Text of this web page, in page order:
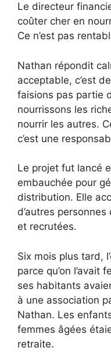
Le directeur
coûter cher en
Ce n’est pas
Nathan répondit
acceptable, c’est
faisions pas partie
nourrissons les
nourrir les autres.
c’est une
Le projet fut lancé
embauchée pour
distribution. Elle
d’autres
et recrutées.
Six mois plus tard,
parce qu’on l’avait
ses habitants
à une association
Nathan. Les
femmes âgées
retraite.